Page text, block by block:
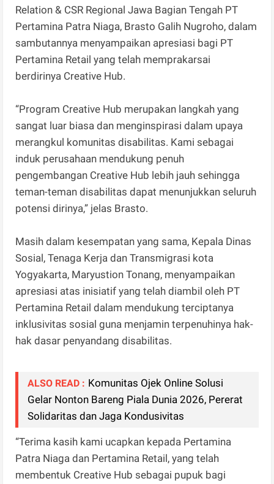
Relation & CSR Regional Jawa Bagian Tengah PT
Pertamina Patra Niaga, Brasto Galih Nugroho, dalam
sambutannya menyampaikan apresiasi bagi PT
Pertamina Retail yang telah memprakarsai
berdirinya Creative Hub.
“Program Creative Hub merupakan langkah yang
sangat luar biasa dan menginspirasi dalam upaya
merangkul komunitas disabilitas. Kami sebagai
induk perusahaan mendukung penuh
pengembangan Creative Hub lebih jauh sehingga
teman-teman disabilitas dapat menunjukkan seluruh
potensi dirinya,” jelas Brasto.
Masih dalam kesempatan yang sama, Kepala Dinas
Sosial, Tenaga Kerja dan Transmigrasi kota
Yogyakarta, Maryustion Tonang, menyampaikan
apresiasi atas inisiatif yang telah diambil oleh PT
Pertamina Retail dalam mendukung terciptanya
inklusivitas sosial guna menjamin terpenuhinya hak-
hak dasar penyandang disabilitas.
ALSO READ : Komunitas Ojek Online Solusi
Gelar Nonton Bareng Piala Dunia 2026, Pererat
Solidaritas dan Jaga Kondusivitas
“Terima kasih kami ucapkan kepada Pertamina
Patra Niaga dan Pertamina Retail, yang telah
membentuk Creative Hub sebagai pupuk bagi